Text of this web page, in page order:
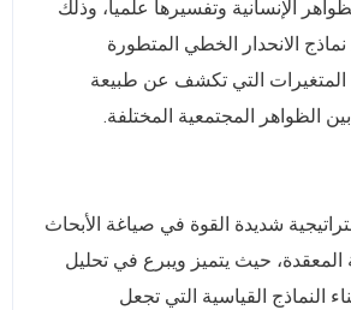
الإنسانية وتفسيرها علمياً، وذلك
الانحدار الخطي المتطورة
المتغيرات التي تكشف عن طبيعة
بين الظواهر المجتمعية المختلفة.
شديدة القوة في صياغة الأبحاث
المعقدة، حيث يتميز ويبرع في تحليل
النماذج القياسية التي تجعل